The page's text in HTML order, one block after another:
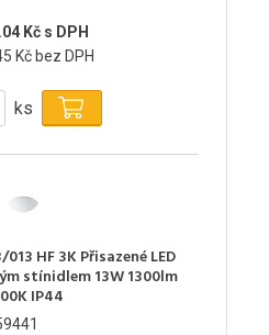
Kč s DPH
Kč bez DPH
ks
013 HF 3K Přisazené LED
stínidlem 13W 1300lm
IP44